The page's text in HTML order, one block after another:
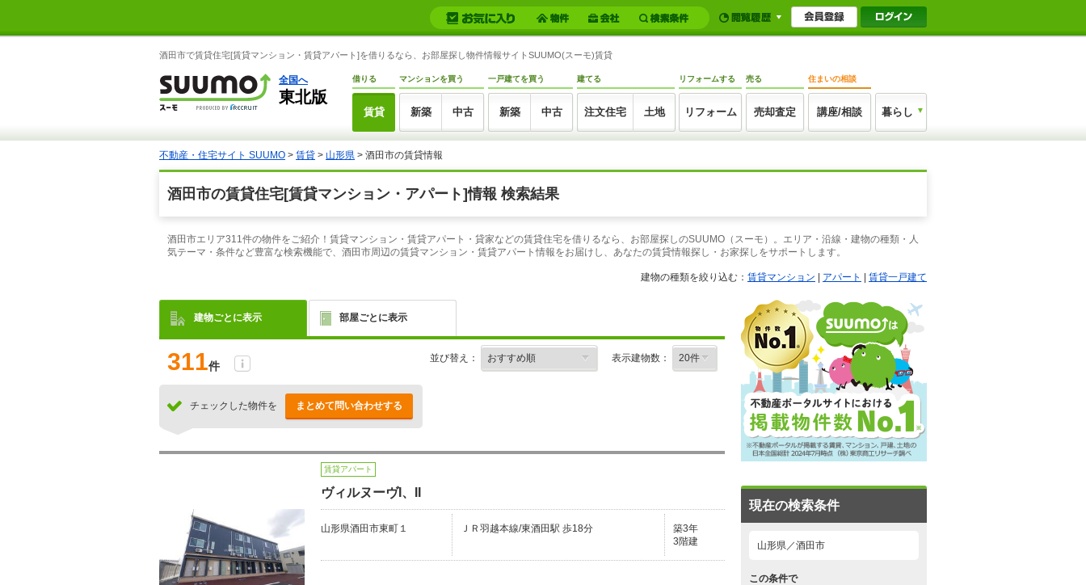
酒田市で賃貸住宅[賃貸マンション・賃貸アパート]を借りるなら、お部屋探し物件情報サイトSUUMO(スーモ)賃貸
全国へ
東北版
借りる
賃貸
マンションを買う
新築 中古
一戸建てを買う
新築 中古
建てる
注文住宅 土地
リフォームする
リフォーム
売る
売却査定
住まいの相談
講座/相談 暮らし
不動産・住宅サイト SUUMO > 賃貸 > 山形県 > 酒田市の賃貸情報
酒田市の賃貸住宅[賃貸マンション・アパート]情報 検索結果
酒田市エリア311件の物件をご紹介！賃貸マンション・賃貸アパート・貸家などの賃貸住宅を借りるなら、お部屋探しのSUUMO（スーモ）。エリア・沿線・建物の種類・人
気テーマ・条件など豊富な検索機能で、酒田市周辺の賃貸マンション・賃貸アパート情報をお届けし、あなたの賃貸情報探し・お家探しをサポートします。
建物の種類を絞り込む： 賃貸マンション アパート 賃貸一戸建て
建物ごとに表示 部屋ごとに表示
311件
並び替え： 表示建物数：
チェックした物件を まとめて問い合わせする
賃貸アパート
ヴィルヌーヴI、II
山形県酒田市東町１ ＪＲ羽越本線/東酒田駅 歩18分
築3年
3階建
現在の検索条件
山形県／酒田市
この条件で